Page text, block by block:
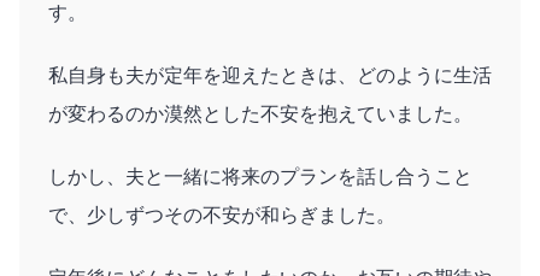
す。
私自身も夫が定年を迎えたときは、どのように生活
が変わるのか漠然とした不安を抱えていました。
しかし、夫と一緒に将来のプランを話し合うこと
で、少しずつその不安が和らぎました。